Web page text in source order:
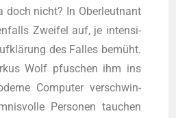
doch nicht? In Ober­leut­nant
Zwei­fel auf, je inten­si­
des Fal­les bemüht.
Wolf pfu­schen ihm ins
Com­pu­ter ver­schwin­
Per­so­nen tau­chen